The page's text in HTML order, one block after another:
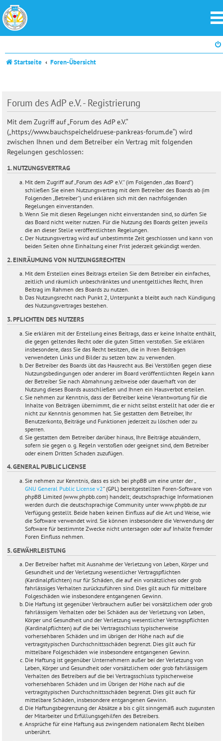
Startseite Foren-Übersicht
Forum des AdP e.V. - Registrierung
Mit dem Zugriff auf „Forum des AdP e.V.“
(„https://www.bauchspeicheldruese-pankreas-forum.de“) wird
zwischen Ihnen und dem Betreiber ein Vertrag mit folgenden
Regelungen geschlossen:
1. NUTZUNGSVERTRAG
Mit dem Zugriff auf „Forum des AdP e.V.“ (im Folgenden „das Board“)
schließen Sie einen Nutzungsvertrag mit dem Betreiber des Boards ab (im
Folgenden „Betreiber“) und erklären sich mit den nachfolgenden
Regelungen einverstanden.
Wenn Sie mit diesen Regelungen nicht einverstanden sind, so dürfen Sie
das Board nicht weiter nutzen. Für die Nutzung des Boards gelten jeweils
die an dieser Stelle veröffentlichten Regelungen.
Der Nutzungsvertrag wird auf unbestimmte Zeit geschlossen und kann von
beiden Seiten ohne Einhaltung einer Frist jederzeit gekündigt werden.
2. EINRÄUMUNG VON NUTZUNGSRECHTEN
Mit dem Erstellen eines Beitrags erteilen Sie dem Betreiber ein einfaches,
zeitlich und räumlich unbeschränktes und unentgeltliches Recht, Ihren
Beitrag im Rahmen des Boards zu nutzen.
Das Nutzungsrecht nach Punkt 2, Unterpunkt a bleibt auch nach Kündigung
des Nutzungsvertrages bestehen.
3. PFLICHTEN DES NUTZERS
Sie erklären mit der Erstellung eines Beitrags, dass er keine Inhalte enthält,
die gegen geltendes Recht oder die guten Sitten verstoßen. Sie erklären
insbesondere, dass Sie das Recht besitzen, die in Ihren Beiträgen
verwendeten Links und Bilder zu setzen bzw. zu verwenden.
Der Betreiber des Boards übt das Hausrecht aus. Bei Verstößen gegen diese
Nutzungsbedingungen oder anderer im Board veröffentlichten Regeln kann
der Betreiber Sie nach Abmahnung zeitweise oder dauerhaft von der
Nutzung dieses Boards ausschließen und Ihnen ein Hausverbot erteilen.
Sie nehmen zur Kenntnis, dass der Betreiber keine Verantwortung für die
Inhalte von Beiträgen übernimmt, die er nicht selbst erstellt hat oder die er
nicht zur Kenntnis genommen hat. Sie gestatten dem Betreiber, Ihr
Benutzerkonto, Beiträge und Funktionen jederzeit zu löschen oder zu
sperren.
Sie gestatten dem Betreiber darüber hinaus, Ihre Beiträge abzuändern,
sofern sie gegen o. g. Regeln verstoßen oder geeignet sind, dem Betreiber
oder einem Dritten Schaden zuzufügen.
4. GENERAL PUBLIC LICENSE
Sie nehmen zur Kenntnis, dass es sich bei phpBB um eine unter der „
GNU General Public License v2“ (GPL) bereitgestellten Foren-Software von
phpBB Limited (www.phpbb.com) handelt; deutschsprachige Informationen
werden durch die deutschsprachige Community unter www.phpbb.de zur
Verfügung gestellt. Beide haben keinen Einfluss auf die Art und Weise, wie
die Software verwendet wird. Sie können insbesondere die Verwendung der
Software für bestimmte Zwecke nicht untersagen oder auf Inhalte fremder
Foren Einfluss nehmen.
5. GEWÄHRLEISTUNG
Der Betreiber haftet mit Ausnahme der Verletzung von Leben, Körper und
Gesundheit und der Verletzung wesentlicher Vertragspflichten
(Kardinalpflichten) nur für Schäden, die auf ein vorsätzliches oder grob
fahrlässiges Verhalten zurückzuführen sind. Dies gilt auch für mittelbare
Folgeschäden wie insbesondere entgangenen Gewinn.
Die Haftung ist gegenüber Verbrauchern außer bei vorsätzlichem oder grob
fahrlässigem Verhalten oder bei Schäden aus der Verletzung von Leben,
Körper und Gesundheit und der Verletzung wesentlicher Vertragspflichten
(Kardinalpflichten) auf die bei Vertragsschluss typischerweise
vorhersehbaren Schäden und im übrigen der Höhe nach auf die
vertragstypischen Durchschnittsschäden begrenzt. Dies gilt auch für
mittelbare Folgeschäden wie insbesondere entgangenen Gewinn.
Die Haftung ist gegenüber Unternehmern außer bei der Verletzung von
Leben, Körper und Gesundheit oder vorsätzlichem oder grob fahrlässigem
Verhalten des Betreibers auf die bei Vertragsschluss typischerweise
vorhersehbaren Schäden und im Übrigen der Höhe nach auf die
vertragstypischen Durchschnittsschäden begrenzt. Dies gilt auch für
mittelbare Schäden, insbesondere entgangenen Gewinn.
Die Haftungsbegrenzung der Absätze a bis c gilt sinngemäß auch zugunsten
der Mitarbeiter und Erfüllungsgehilfen des Betreibers.
Ansprüche für eine Haftung aus zwingendem nationalem Recht bleiben
unberührt.